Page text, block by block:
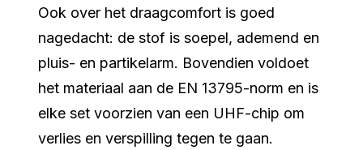
Ook over het draagcomfort is goed
nagedacht: de stof is soepel, ademend en
pluis- en partikelarm. Bovendien voldoet
het materiaal aan de EN 13795-norm en is
elke set voorzien van een UHF-chip om
verlies en verspilling tegen te gaan.